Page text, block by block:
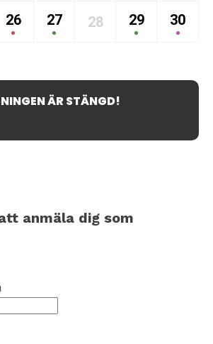
26 27 28 29 30
ÄR STÄNGD!
anmäla dig som